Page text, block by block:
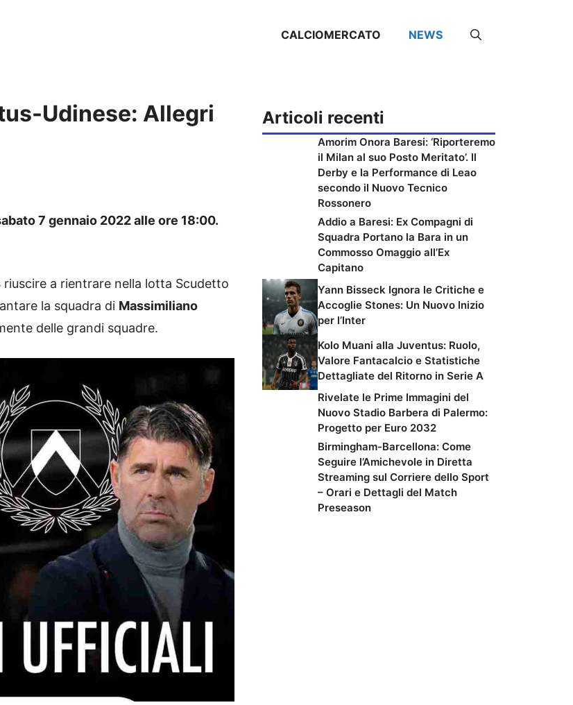
CALCIOMERCATO NEWS
Udinese: Allegri
7 gennaio 2022 alle ore 18:00.
riuscire a rientrare nella lotta Scudetto
la squadra di Massimiliano
delle grandi squadre.
Articoli recenti
Amorim Onora Baresi: ‘Riporteremo
il Milan al suo Posto Meritato’. Il
Derby e la Performance di Leao
secondo il Nuovo Tecnico
Rossonero
Addio a Baresi: Ex Compagni di
Squadra Portano la Bara in un
Commosso Omaggio all’Ex
Capitano
Yann Bisseck Ignora le Critiche e
Accoglie Stones: Un Nuovo Inizio
per l’Inter
Kolo Muani alla Juventus: Ruolo,
Valore Fantacalcio e Statistiche
Dettagliate del Ritorno in Serie A
Rivelate le Prime Immagini del
Nuovo Stadio Barbera di Palermo:
Progetto per Euro 2032
Birmingham-Barcellona: Come
Seguire l’Amichevole in Diretta
Streaming sul Corriere dello Sport
– Orari e Dettagli del Match
Preseason